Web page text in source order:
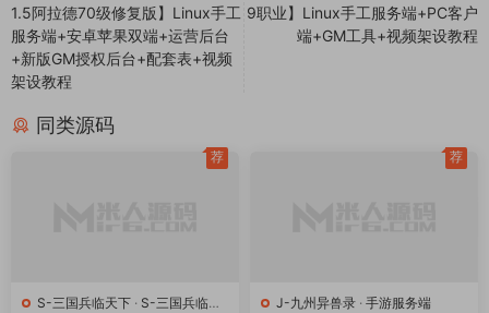
1.5阿拉德70级修复版】Linux手工
服务端+安卓苹果双端+运营后台
+新版GM授权后台+配套表+视频
架设教程
9职业】Linux手工服务端+PC客户
端+GM工具+视频架设教程
同类源码
S-三国兵临天下 · S-三国兵临天
荐
J-九州异兽录 · 手游服务端
荐